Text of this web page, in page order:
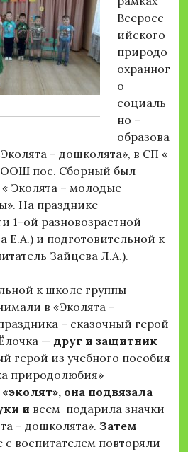
Всеросс
ийского
природо
охранног
о
социаль
но –
образова
– дошколята», в СП «
ООШ пос. Сборный был
Эколята – молодые
На празднике
1-ой разновозрастной
Е.А.) и подготовительной к
Зайцева Л.А.).
к школе группы
в «Эколята –
– сказочный герой
— друг и защитник
герой из учебного пособия
природолюбия»
она подвязала
и всем подарила значки
– дошколята». Затем
с воспитателем повторяли